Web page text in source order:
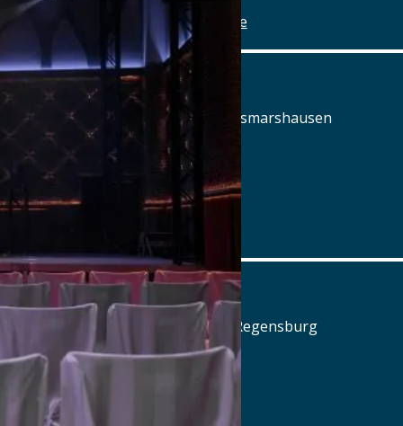
www.alte-brauerei-mertingen.de
Alte Posthalterei
Augsburger Straße 2, 86441 Zusmarshausen
Tel.: Tel.: 08291-858220
Details
Alter Schlachthof
Am Alten Schlachthof 9, 93055 Regensburg
Tel.: Tel.: 0941-4637770
Details